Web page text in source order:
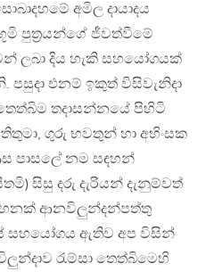
අමිල දායාදය
භූමි පුත්‍රයන්ගේ ජීවත්වීමේ
ලබා දිය හැකි සහයෝගයක්
එනම් ඉකුත් විසිවැනිදා
තදාසන්නයේ පිහිටි
ගුරු භවතුන් හා අහිංසක
පාසලේ නම සඳහන්
සිසු දරු දැරියන් දැනුම්වත්
ආනවිලුන්දන්පත්තු
සහයෝගය ඇතිව අප විසින්
රැම්සා තෙත්බිමෙහි